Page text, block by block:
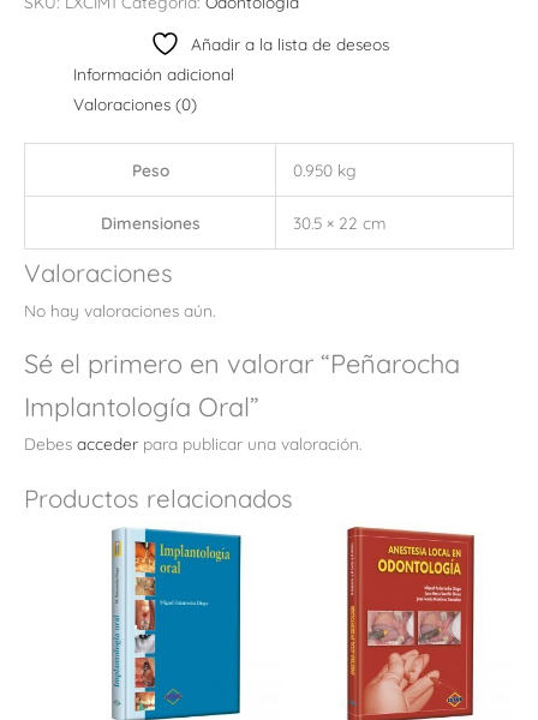
Añadir a la lista de deseos
Información adicional
Valoraciones (0)
Peso 0.950 kg
Dimensiones 30.5 × 22 cm
Valoraciones
No hay valoraciones aún.
Sé el primero en valorar “Peñarocha
Implantología Oral”
Debes acceder para publicar una valoración.
Productos relacionados